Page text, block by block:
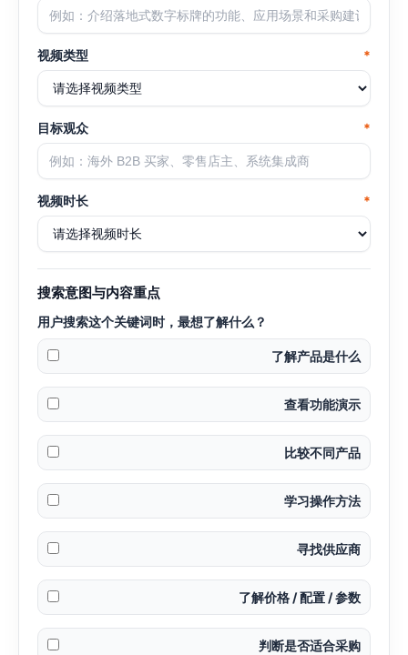
视频类型 *
目标观众 *
视频时长 *
搜索意图与内容重点
用户搜索这个关键词时，最想了解什么？
了解产品是什么
查看功能演示
比较不同产品
学习操作方法
寻找供应商
了解价格 / 配置 / 参数
判断是否适合采购